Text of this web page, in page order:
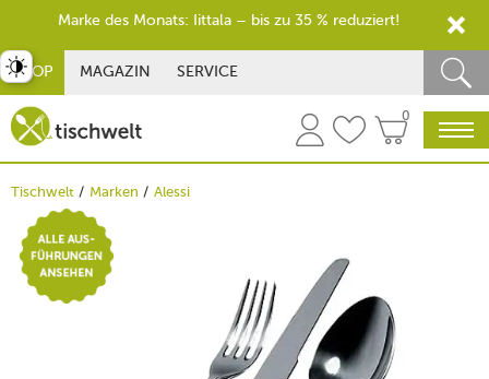
SHOP MAGAZIN SERVICE
0
Tischwelt Marken Alessi
umschalten
Marke des Monats: Iittala – bis zu 35 % reduziert!